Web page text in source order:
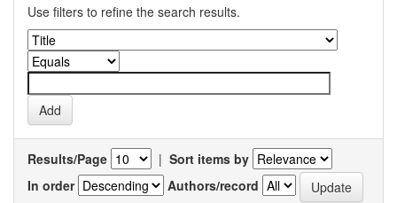
Use filters to refine the search results.
Results/Page | Sort items by
In order
Authors/record